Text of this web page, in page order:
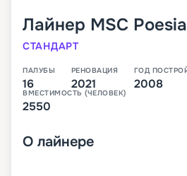
Лайнер MSC Poesia
СТАНДАРТ
ПАЛУБЫ
16
РЕНОВАЦИЯ
2021
ГОД
2008
ВМЕСТИМОСТЬ (ЧЕЛОВЕК)
2550
О лайнере